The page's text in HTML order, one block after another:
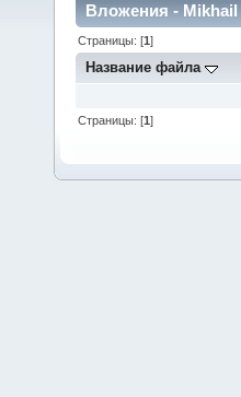
Вложения - Mikhail
Страницы: [1]
Название файла
Страницы: [1]